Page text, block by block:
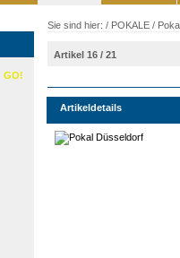
Sie sind hier: / POKALE /
Artikel 16 / 21
Artikeldetails